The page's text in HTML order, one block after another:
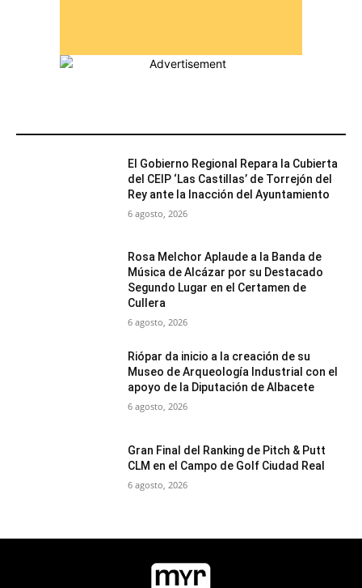
El Gobierno Regional Repara la Cubierta
del CEIP ‘Las Castillas’ de Torrejón del
Rey ante la Inacción del Ayuntamiento
6 agosto, 2026
Rosa Melchor Aplaude a la Banda de
Música de Alcázar por su Destacado
Segundo Lugar en el Certamen de
Cullera
6 agosto, 2026
Riópar da inicio a la creación de su
Museo de Arqueología Industrial con el
apoyo de la Diputación de Albacete
6 agosto, 2026
Gran Final del Ranking de Pitch & Putt
CLM en el Campo de Golf Ciudad Real
6 agosto, 2026